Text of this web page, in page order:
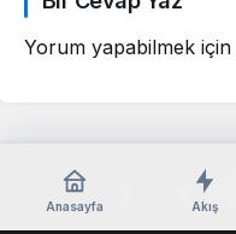
Yorum yapabilmek için
Anasayfa Akış